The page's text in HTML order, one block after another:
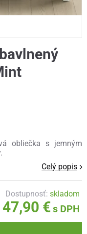
obliečka s jemným
Celý popis
Dostupnosť:skladom
47,90 € s DPH